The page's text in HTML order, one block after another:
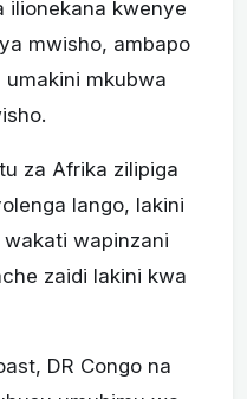
ilionekana kwenye
mwisho, ambapo
mkubwa
za Afrika zilipiga
lango, lakini
wapinzani
zaidi lakini kwa
DR Congo na